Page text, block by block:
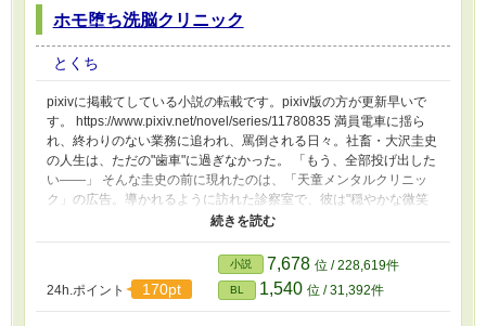
ホモ堕ち洗脳クリニック
とくち
pixivに掲載てしている小説の転載です。pixiv版の方が更新早いで
す。 https://www.pixiv.net/novel/series/11780835 満員電車に揺ら
れ、終わりのない業務に追われ、罵倒される日々。社畜・大沢圭史
の人生は、ただの"歯車"に過ぎなかった。 「もう、全部投げ出した
い――」 そんな圭史の前に現れたのは、「天童メンタルクリニッ
ク」の広告。導かれるように訪れた診察室で、彼は"穏やかな微笑
みを浮かべる医師・天童義和"と出会う。 「大丈夫ですよ、大沢さ
はただのカウンセリングではなかった。気づけば、圭史の心は絡め
取られ、常識が歪み、肉体までもが変えられていく…。 「社畜が
嫌なら、便器という道もありますよ」 その言葉の意味を、圭史は
まだ理解していなかった。 彼の意識が深く沈んでいく中、"本当の
24h.ポイント 170pt
小説 7,678 位 / 228,619件
BL 1,540 位 / 31,392件